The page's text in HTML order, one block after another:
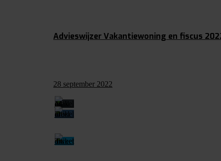
Advieswijzer Vakantiewoning en fiscus
28 september 2022